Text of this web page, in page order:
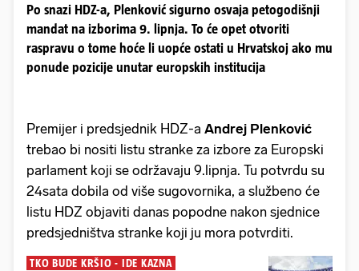
Po snazi HDZ-a, Plenković sigurno osvaja petogodišnji
mandat na izborima 9. lipnja. To će opet otvoriti
raspravu o tome hoće li uopće ostati u Hrvatskoj ako mu
ponude pozicije unutar europskih institucija
Premijer i predsjednik HDZ-a Andrej Plenković
trebao bi nositi listu stranke za izbore za Europski
parlament koji se održavaju 9.lipnja. Tu potvrdu su
24sata dobila od više sugovornika, a službeno će
listu HDZ objaviti danas popodne nakon sjednice
predsjedništva stranke koji ju mora potvrditi.
TKO BUDE KRŠIO - IDE KAZNA